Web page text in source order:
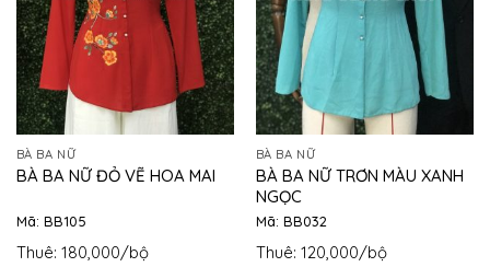
BÀ BA NỮ
BÀ BA NỮ ĐỎ VẼ HOA MAI
Mã: BB105
Thuê: 180,000/bộ
BÀ BA NỮ
BÀ BA NỮ TRƠN MÀU XANH
NGỌC
Mã: BB032
Thuê: 120,000/bộ